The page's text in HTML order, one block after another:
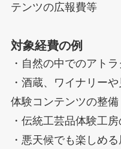
テンツの広報費等
対象経費の例
・自然の中でのアト
・酒蔵、ワイナリー
体験コンテンツの整備
・伝統工芸品体験工
・悪天候でも楽しめ